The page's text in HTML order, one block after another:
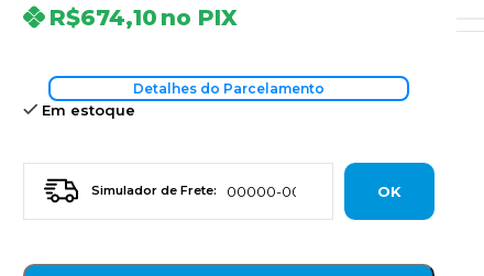
R$674,10 no PIX
Detalhes do Parcelamento
Em estoque
Simulador de Frete: OK